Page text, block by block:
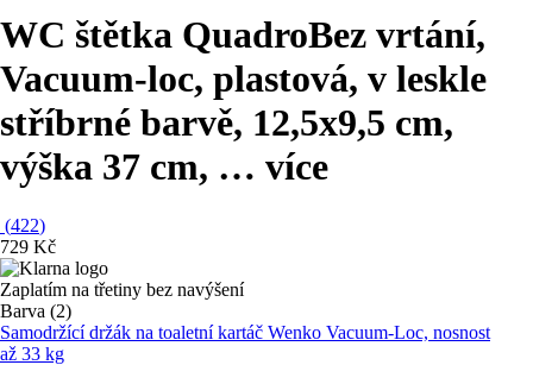
WC štětka QuadroBez vrtání,
Vacuum-loc, plastová, v leskle
stříbrné barvě, 12,5x9,5 cm,
výška 37 cm, … více
(422)
729 Kč
Zaplatím na třetiny bez navýšení
Barva (2)
Samodržící držák na toaletní kartáč Wenko Vacuum-Loc, nosnost
až 33 kg